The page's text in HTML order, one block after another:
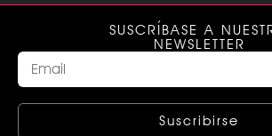
SUSCRÍBASE A
NEWSLETTER
Suscribirse